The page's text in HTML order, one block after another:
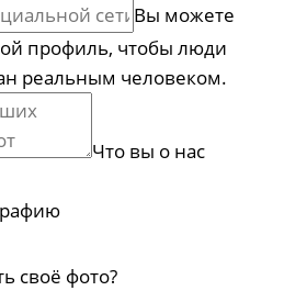
Вы можете
профиль, чтобы люди
реальным человеком.
Что вы о нас
своё фото?